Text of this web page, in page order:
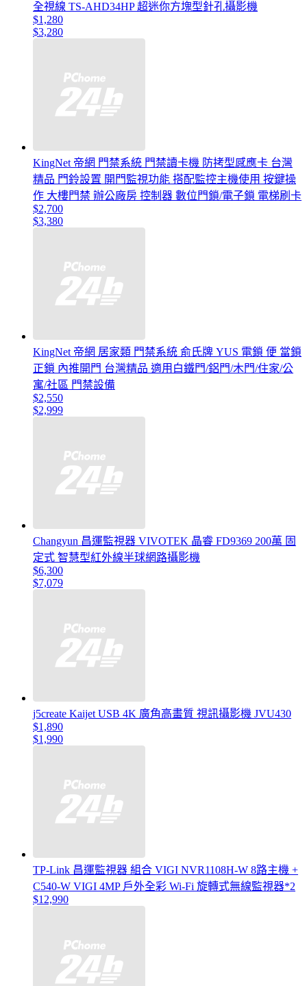
全視線 TS-AHD34HP 超迷你方塊型針孔攝影機
$1,280
$3,280
KingNet 帝網 門禁系統 門禁讀卡機 防拷型感應卡 台灣
精品 門鈴設置 開門監視功能 搭配監控主機使用 按鍵操
作 大樓門禁 辦公廠房 控制器 數位門鎖/電子鎖 電梯刷卡
$2,700
$3,380
KingNet 帝網 居家類 門禁系統 俞氏牌 YUS 電鎖 便 當鎖
正鎖 內推開門 台灣精品 適用白鐵門/鋁門/木門/住家/公
寓/社區 門禁設備
$2,550
$2,999
Changyun 昌運監視器 VIVOTEK 晶睿 FD9369 200萬 固
定式 智慧型紅外線半球網路攝影機
$6,300
$7,079
j5create Kaijet USB 4K 廣角高畫質 視訊攝影機 JVU430
$1,890
$1,990
TP-Link 昌運監視器 組合 VIGI NVR1108H-W 8路主機 +
C540-W VIGI 4MP 戶外全彩 Wi-Fi 旋轉式無線監視器*2
$12,990